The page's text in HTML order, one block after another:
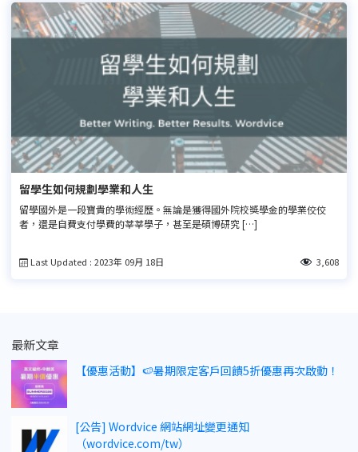
留學生如何規劃學業和人生
留學國外是一段寶貴的學術經歷。無論是獲得國外院校獎學金的學業佼佼
者，還是自費支付學費的莘莘學子，甚至是碩博研究 […]
Last Updated : 2023年 09月 18日 3,608
最新文章
【優惠活動】🍉暑期限定客戶回饋5折優惠再次啟動！
[公告] Wordvice 網站網址變更通知
（wordvice.com/tw）